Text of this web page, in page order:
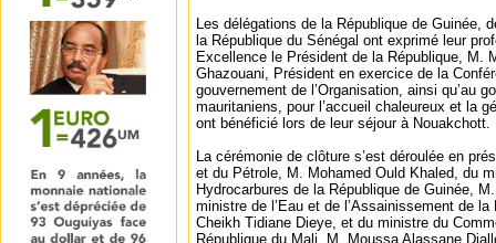
Les délégations de la République de Guinée,
la République du Sénégal ont exprimé leur
Excellence le Président de la République, M.
Ghazouani, Président en exercice de la
gouvernement de l’Organisation, ainsi qu’au
mauritaniens, pour l’accueil chaleureux et la
ont bénéficié lors de leur séjour à Nouakchott.
La cérémonie de clôture s’est déroulée en
et du Pétrole, M. Mohamed Ould Khaled, du
Hydrocarbures de la République de Guinée,
ministre de l’Eau et de l’Assainissement de
Cheikh Tidiane Dieye, et du ministre du
République du Mali, M. Moussa Alassane